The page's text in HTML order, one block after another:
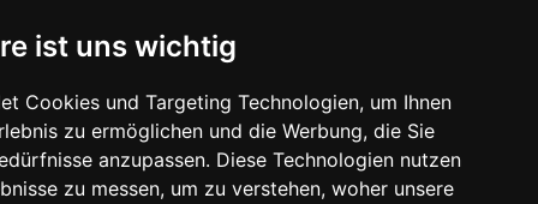
ist uns wichtig
Cookies und Targeting Technologien, um Ihnen
zu ermöglichen und die Werbung, die Sie
anzupassen. Diese Technologien nutzen
zu messen, um zu verstehen, woher unsere